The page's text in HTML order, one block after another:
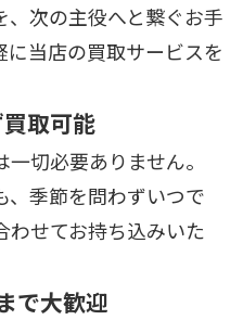
次の主役へと繋ぐお手
当店の買取サービスを
取可能
切必要ありません。
、季節を問わずいつで
わせてお持ち込みいた
で大歓迎